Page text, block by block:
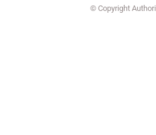
© Copyright